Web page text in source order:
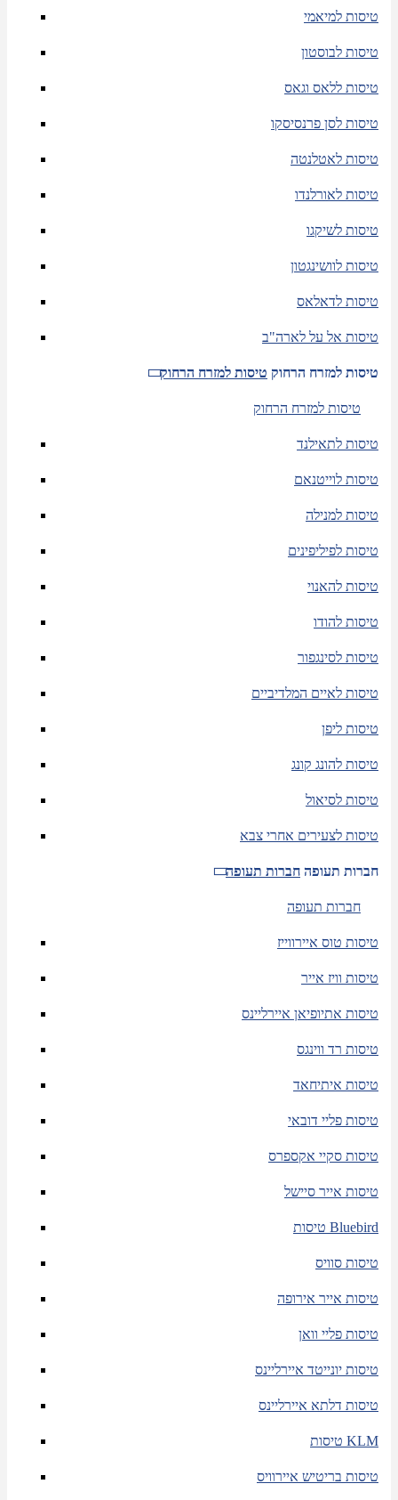
טיסות למיאמי
טיסות לבוסטון
טיסות ללאס וגאס
טיסות לסן פרנסיסקו
טיסות לאטלנטה
טיסות לאורלנדו
טיסות לשיקגו
טיסות לוושינגטון
טיסות לדאלאס
טיסות אל על לארה"ב
טיסות למזרח הרחוק טיסות למזרח הרחוק
טיסות למזרח הרחוק
טיסות לתאילנד
טיסות לוייטנאם
טיסות למנילה
טיסות לפיליפינים
טיסות להאנוי
טיסות להודו
טיסות לסינגפור
טיסות לאיים המלדיביים
טיסות ליפן
טיסות להונג קונג
טיסות לסיאול
טיסות לצעירים אחרי צבא
חברות תעופה חברות תעופה
חברות תעופה
טיסות טוס איירווייז
טיסות וויז אייר
טיסות אתיופיאן איירליינס
טיסות רד ווינגס
טיסות איתיחאד
טיסות פליי דובאי
טיסות סקיי אקספרס
טיסות אייר סיישל
טיסות Bluebird
טיסות סוויס
טיסות אייר אירופה
טיסות פליי וואן
טיסות יונייטד איירליינס
טיסות דלתא איירליינס
טיסות KLM
טיסות בריטיש איירוויס